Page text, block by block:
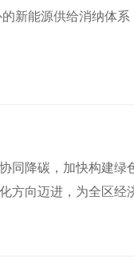
新能源供给消纳体
同降碳，加快构建绿
方向迈进，为全区经